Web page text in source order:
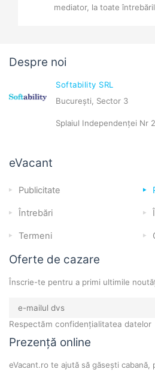
mediator, la toate
Despre noi
Softability SRL
București, Sector 3
Splaiul Independenței Nr
eVacant
Publicitate
Întrebări
Termeni
Oferte de cazare
Înscrie-te pentru a primi ultimile
Respectăm confidențialitatea datelor
Prezență online
eVacant.ro te ajută să găsești cabană,